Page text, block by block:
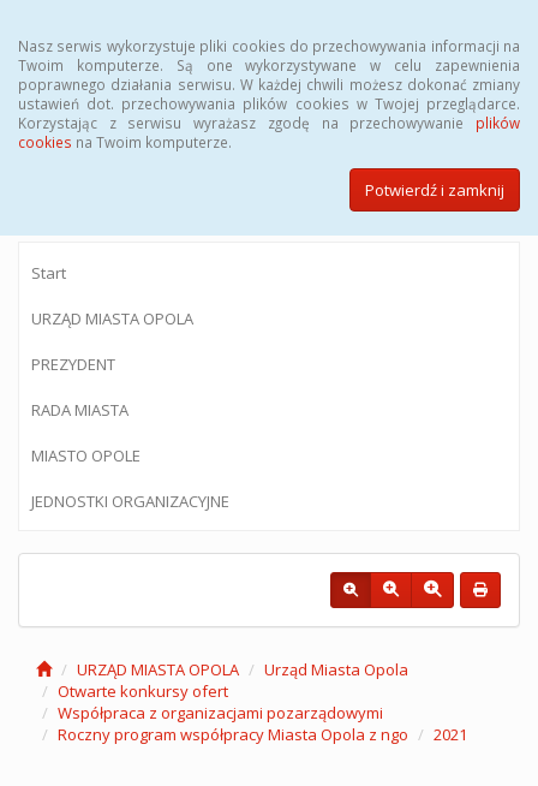
Nasz serwis wykorzystuje pliki cookies do przechowywania informacji na
Twoim komputerze. Są one wykorzystywane w celu zapewnienia
poprawnego działania serwisu. W każdej chwili możesz dokonać zmiany
ustawień dot. przechowywania plików cookies w Twojej przeglądarce.
Korzystając z serwisu wyrażasz zgodę na przechowywanie plików
cookies na Twoim komputerze.
Potwierdź i zamknij
BIULETYN INFORMACJI PUBLICZNEJ
Urzędu Miasta Opola
Start
URZĄD MIASTA OPOLA
PREZYDENT
RADA MIASTA
MIASTO OPOLE
JEDNOSTKI ORGANIZACYJNE
URZĄD MIASTA OPOLA
Urząd Miasta Opola
Otwarte konkursy ofert
Współpraca z organizacjami pozarządowymi
Roczny program współpracy Miasta Opola z ngo
2021